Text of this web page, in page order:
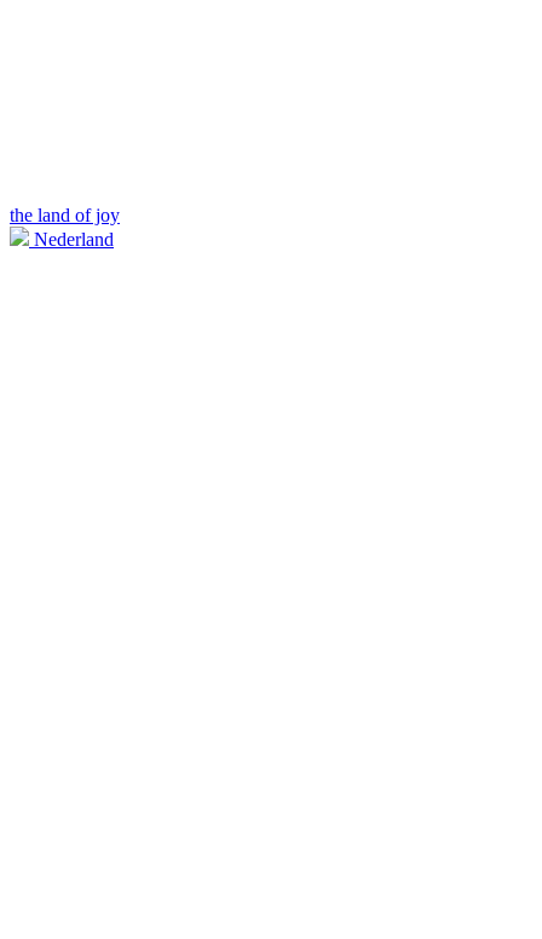
the land of joy
Nederland